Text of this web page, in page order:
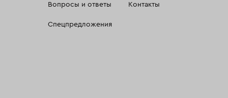
Вопросы и ответы
Спецпредложения
Контакты